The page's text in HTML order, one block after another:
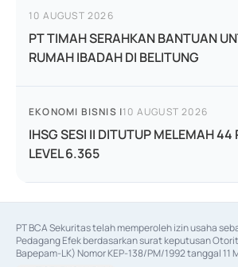
10 AUGUST 2026
PT TIMAH SERAHKAN BANTUAN
RUMAH IBADAH DI BELITUNG
EKONOMI BISNIS |10 AUGUST 2026
IHSG SESI II DITUTUP MELEMAH 44
LEVEL 6.365
PT BCA Sekuritas telah memperoleh izin usaha
Pedagang Efek berdasarkan surat keputusan
Bapepam-LK) Nomor KEP-138/PM/1992 tanggal 11